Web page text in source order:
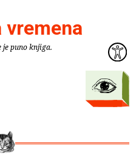
vremena
je puno knjiga.